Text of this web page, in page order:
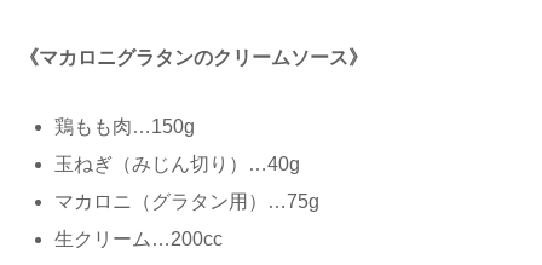
《マカロニグラタンのクリームソース》
鶏もも肉…150g
玉ねぎ（みじん切り）…40g
マカロニ（グラタン用）…75g
生クリーム…200cc